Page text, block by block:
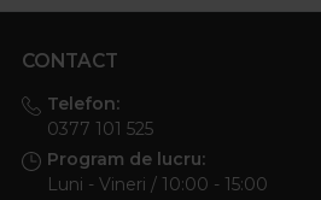
CONTACT
Telefon:
0377 101 525
Program de lucru:
Luni - Vineri / 10:00 - 15:00